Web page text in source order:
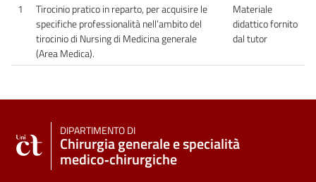
1
Tirocinio pratico in reparto, per acquisire le
specifiche professionalità nell’ambito del
tirocinio di Nursing di Medicina generale
(Area Medica).
Materiale
didattico fornito
dal tutor
DIPARTIMENTO DI
Chirurgia generale e specialità
medico‑chirurgiche